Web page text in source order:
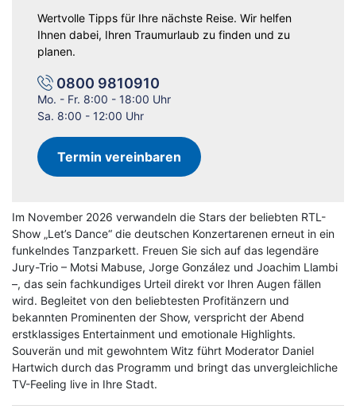
Im November 2026 verwandeln die Stars der beliebten RTL-
Show „Let’s Dance“ die deutschen Konzertarenen erneut in ein
funkelndes Tanzparkett. Freuen Sie sich auf das legendäre
Jury-Trio – Motsi Mabuse, Jorge González und Joachim Llambi
–, das sein fachkundiges Urteil direkt vor Ihren Augen fällen
wird. Begleitet von den beliebtesten Profitänzern und
bekannten Prominenten der Show, verspricht der Abend
erstklassiges Entertainment und emotionale Highlights.
Souverän und mit gewohntem Witz führt Moderator Daniel
Hartwich durch das Programm und bringt das unvergleichliche
TV-Feeling live in Ihre Stadt.
Wertvolle Tipps für Ihre nächste Reise. Wir helfen
Ihnen dabei, Ihren Traumurlaub zu finden und zu
planen.
0800 9810910
Mo. - Fr. 8:00 - 18:00 Uhr
Sa. 8:00 - 12:00 Uhr
Termin vereinbaren